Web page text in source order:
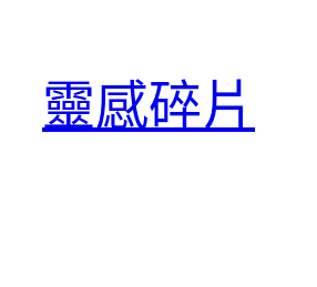
靈感碎片